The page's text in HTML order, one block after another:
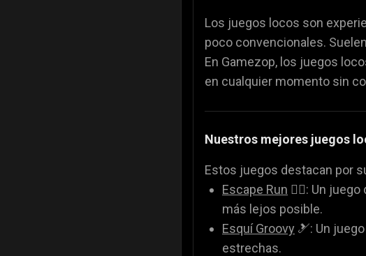
Los juegos locos son
poco convencionales.
En Gamezop, los juegos
en cualquier momento sin
Nuestros mejores juegos
Estos juegos destacan por
Escape Run 🏃‍♂️: Un
más lejos posible.
Esquí Groovy 🎿: Un
estrechas.